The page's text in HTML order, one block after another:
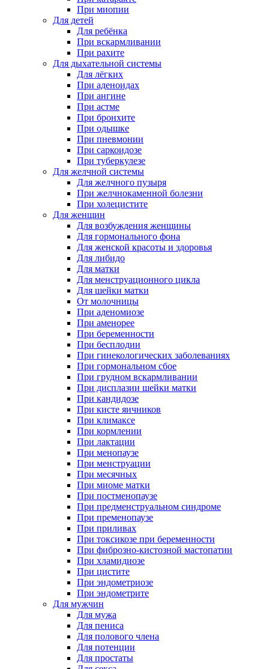
При миопии
Для детей
Для ребёнка
При вскармливании
При рахите
Для дыхательной системы
Для лёгких
При аденоидах
При ангине
При астме
При бронхите
При одышке
При пневмонии
При саркоидозе
При туберкулезе
Для желчной системы
Для желчного пузыря
При желчнокаменной болезни
При холецистите
Для женщин
Для возбуждения женщины
Для гормонального фона
Для женской красоты и здоровья
Для либидо
Для матки
Для менструационного цикла
Для шейки матки
От молочницы
При аденомиозе
При аменорее
При беременности
При бесплодии
При гинекологических заболеваниях
При гормональном сбое
При грудном вскармливании
При дисплазии шейки матки
При кандидозе
При кисте яичников
При климаксе
При кормлении
При лактации
При менопаузе
При менструации
При месячных
При миоме матки
При постменопаузе
При предменструальном синдроме
При пременопаузе
При приливах
При токсикозе при беременности
При фиброзно-кистозной мастопатии
При хламидиозе
При цистите
При эндометриозе
При эндометрите
Для мужчин
Для мужа
Для пениса
Для полового члена
Для потенции
Для простаты